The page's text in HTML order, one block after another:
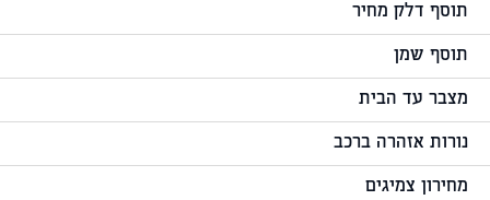
תוסף דלק מחיר
תוסף שמן
מצבר עד הבית
נורות אזהרה ברכב
מחירון צמיגים